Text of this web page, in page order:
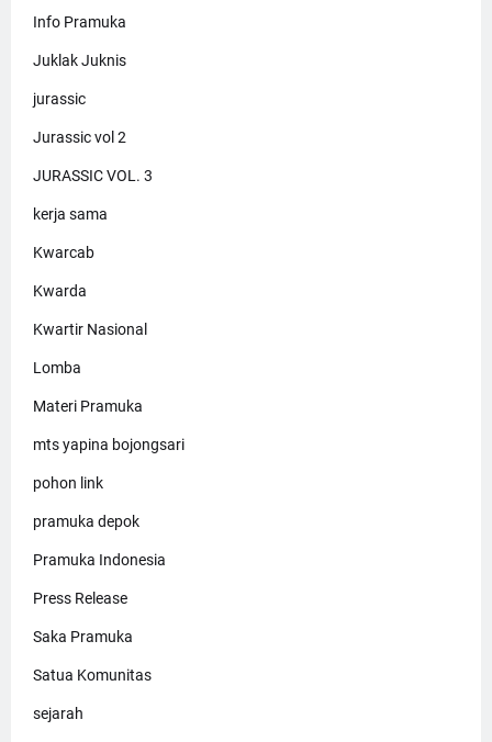
Info Pramuka
Juklak Juknis
jurassic
Jurassic vol 2
JURASSIC VOL. 3
kerja sama
Kwarcab
Kwarda
Kwartir Nasional
Lomba
Materi Pramuka
mts yapina bojongsari
pohon link
pramuka depok
Pramuka Indonesia
Press Release
Saka Pramuka
Satua Komunitas
sejarah